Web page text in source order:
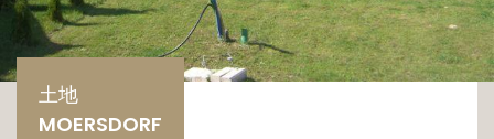
土地
MOERSDORF